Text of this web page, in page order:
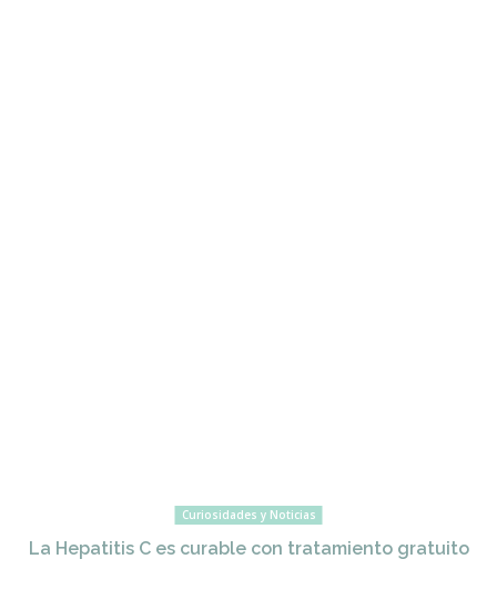
Curiosidades y Noticias
La Hepatitis C es curable con tratamiento gratuito